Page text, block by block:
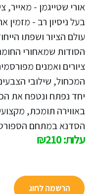
אורי שטייגמן - מאייר,
בעל ניסיון רב -
עולם הציור ושפתו
הסודות שמאחורי
ציורים ואמנים
המכחול, שילובי
יחד נפתח ונטפח את
באווירה תומכת,
הסדנא במתחם הספורט
עלות: ₪210
הרשמה לחוג